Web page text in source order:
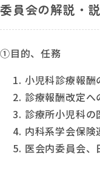
委員会の解説・
①目的、任務
小児科診療報酬
診療報酬改定へ
診療所小児科
内科系学会保
医会内委員会